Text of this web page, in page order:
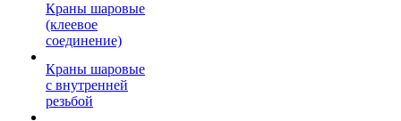
Краны шаровые
(клеевое
соединение)
Краны шаровые
с внутренней
резьбой